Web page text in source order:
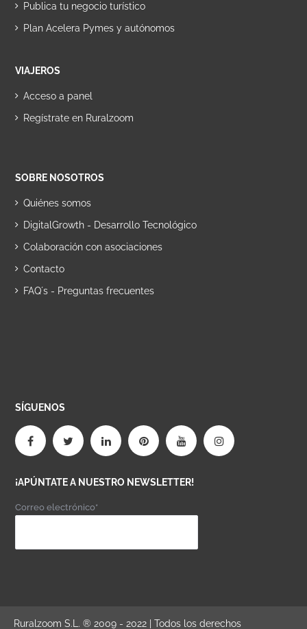
Publica tu negocio turístico
Plan Acelera Pymes y autónomos
VIAJEROS
Acceso a panel
Regístrate en Ruralzoom
SOBRE NOSOTROS
Quiénes somos
DigitalGrowth - Desarrollo Tecnológico
Colaboración con asociaciones
Contacto
FAQ´s - Preguntas frecuentes
SÍGUENOS
¡APÚNTATE A NUESTRO NEWSLETTER!
Correo electrónico*
Ruralzoom S.L. ® 2009 - 2022 | Todos los derechos